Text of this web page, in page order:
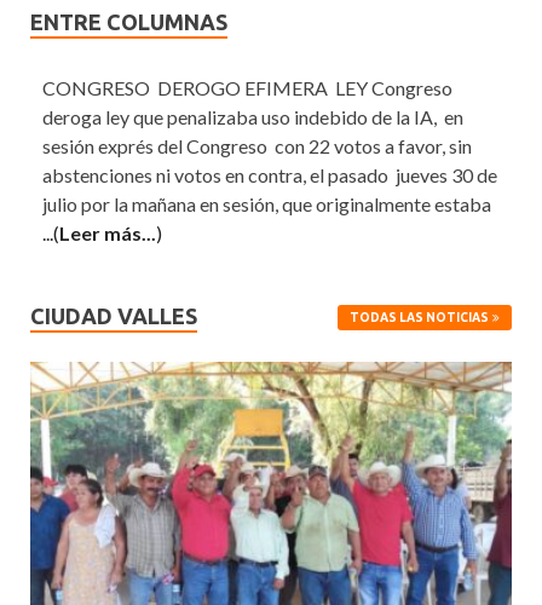
ENTRE COLUMNAS
CONGRESO DEROGO EFIMERA LEY Congreso
deroga ley que penalizaba uso indebido de la IA, en
sesión exprés del Congreso con 22 votos a favor, sin
abstenciones ni votos en contra, el pasado jueves 30 de
julio por la mañana en sesión, que originalmente estaba
...(Leer más... )
CIUDAD VALLES TODAS LAS NOTICIAS